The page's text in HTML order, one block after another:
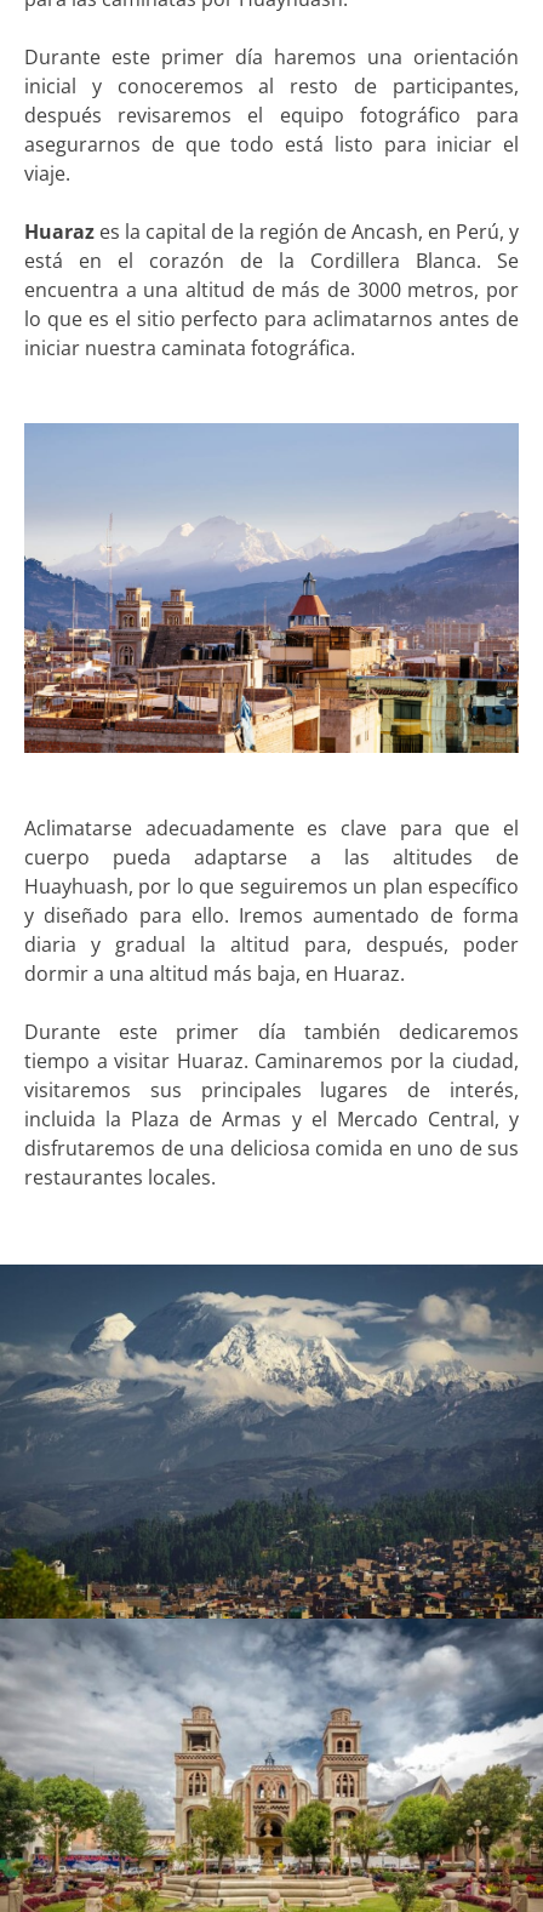
Durante este primer día haremos una orientación
inicial y conoceremos al resto de participantes,
después revisaremos el equipo fotográfico para
asegurarnos de que todo está listo para iniciar el
viaje.
Huaraz es la capital de la región de Ancash, en Perú, y
está en el corazón de la Cordillera Blanca. Se
encuentra a una altitud de más de 3000 metros, por
lo que es el sitio perfecto para aclimatarnos antes de
iniciar nuestra caminata fotográfica.
Aclimatarse adecuadamente es clave para que el
cuerpo pueda adaptarse a las altitudes de
Huayhuash, por lo que seguiremos un plan específico
y diseñado para ello. Iremos aumentado de forma
diaria y gradual la altitud para, después, poder
dormir a una altitud más baja, en Huaraz.
Durante este primer día también dedicaremos
tiempo a visitar Huaraz. Caminaremos por la ciudad,
visitaremos sus principales lugares de interés,
incluida la Plaza de Armas y el Mercado Central, y
disfrutaremos de una deliciosa comida en uno de sus
restaurantes locales.